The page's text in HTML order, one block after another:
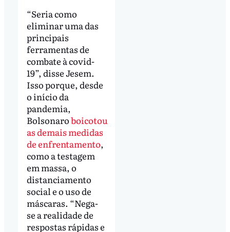
“Seria como
eliminar uma das
principais
ferramentas de
combate à covid-
19”, disse Jesem.
Isso porque, desde
o início da
pandemia,
Bolsonaroboicotou
as demais medidas
de enfrentamento,
como a testagem
em massa, o
distanciamento
social e o uso de
máscaras. “Nega-
se a realidade de
respostas rápidas e